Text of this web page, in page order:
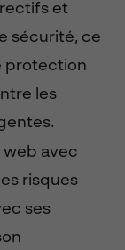
et
sécurité, ce
protection
les
web avec
risques
ses